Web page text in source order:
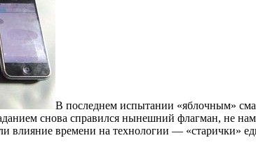
В последнем испытании «яблочным»
снова справился нынешний флагман, не
влияние времени на технологии — «старички»